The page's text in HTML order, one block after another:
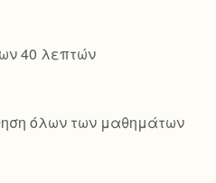
40 λεπτών
όλων των μαθημάτων